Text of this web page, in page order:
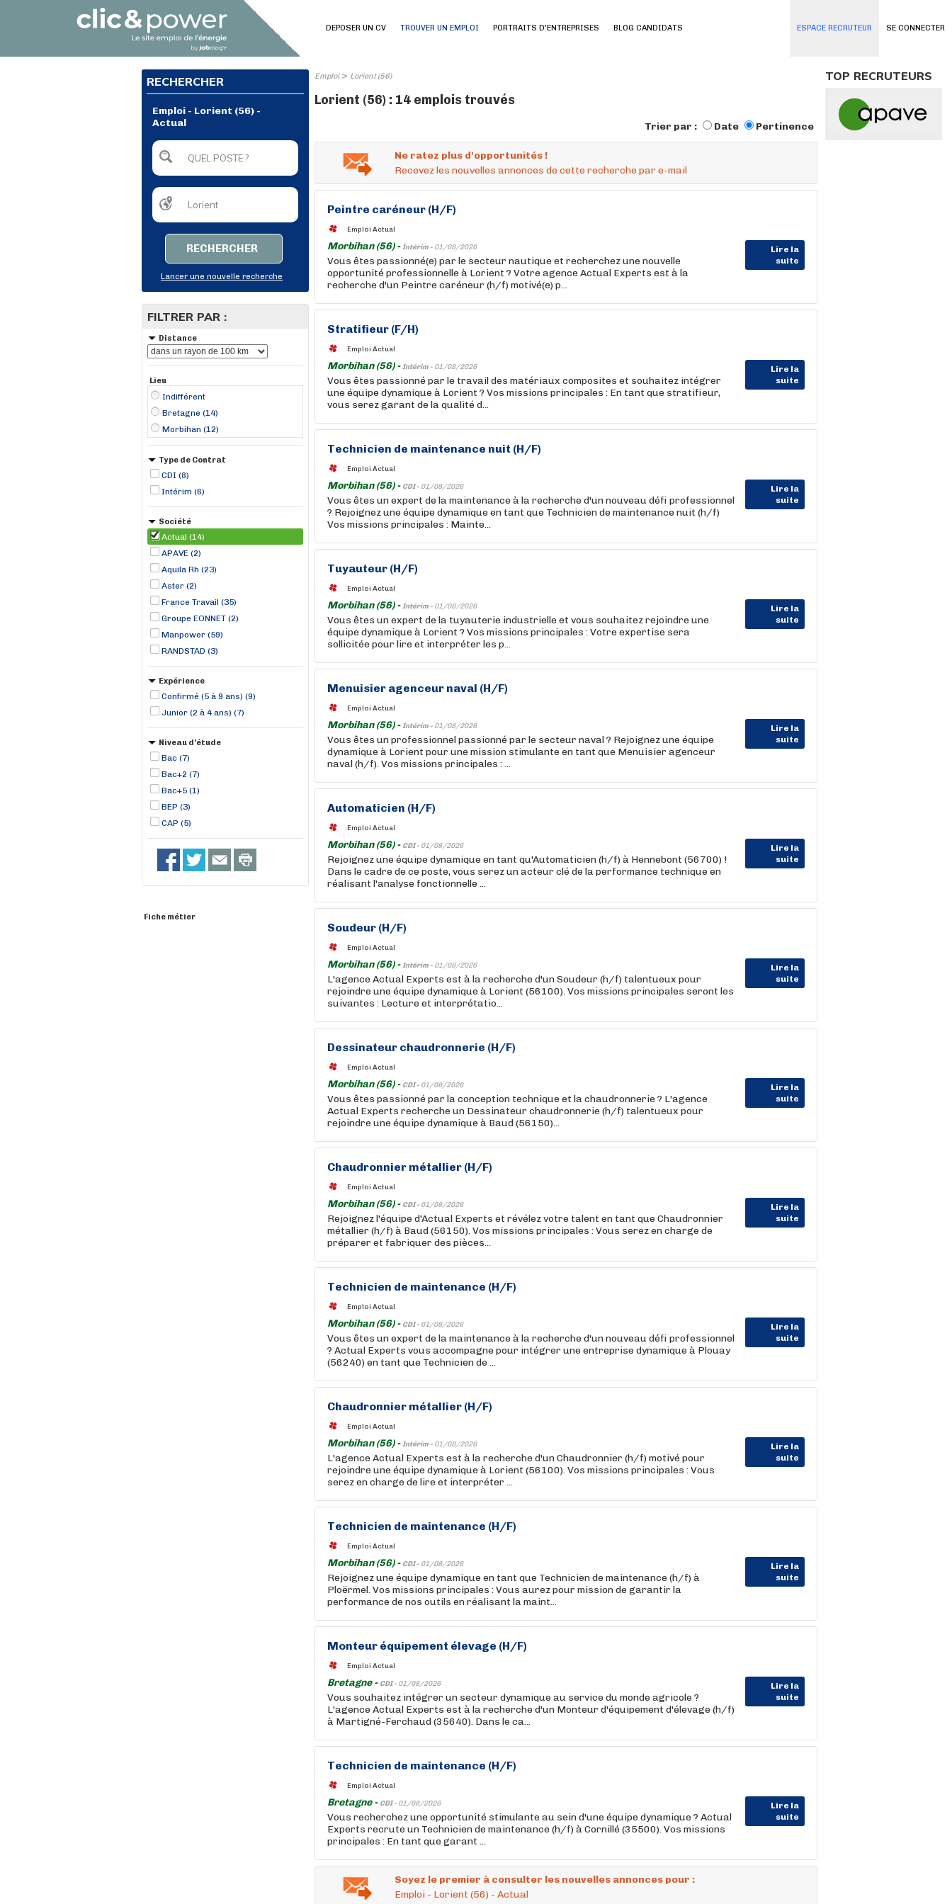
SE CONNECTER
DEPOSER UN CV TROUVER UN EMPLOI PORTRAITS D'ENTREPRISES BLOG CANDIDATS ESPACE RECRUTEUR
RECHERCHER
Emploi - Lorient (56) -
Actual
RECHERCHER
Lancer une nouvelle recherche
FILTRER PAR :
Distance
Lieu
Indifférent
Bretagne (14)
Morbihan (12)
Type de Contrat
CDI (8)
Intérim (6)
Société
Actual (14)
APAVE (2)
Aquila Rh (23)
Aster (2)
France Travail (35)
Groupe EONNET (2)
Manpower (59)
RANDSTAD (3)
Expérience
Confirmé (5 à 9 ans) (9)
Junior (2 à 4 ans) (7)
Niveau d'étude
Bac (7)
Bac+2 (7)
Bac+5 (1)
BEP (3)
CAP (5)
Fiche métier
Emploi> Lorient (56)
Lorient (56) : 14 emplois trouvés
Trier par : Date Pertinence
Ne ratez plus d'opportunités !
Recevez les nouvelles annonces de cette recherche par e-mail
Peintre caréneur (H/F)
Emploi Actual
Morbihan (56) -Intérim - 01/08/2026
Lire la
suite
Vous êtes passionné(e) par le secteur nautique et recherchez une nouvelle
opportunité professionnelle à Lorient ? Votre agence Actual Experts est à la
recherche d'un Peintre caréneur (h/f) motivé(e) p...
Stratifieur (F/H)
Emploi Actual
Morbihan (56) -Intérim - 01/08/2026
Lire la
suite
Vous êtes passionné par le travail des matériaux composites et souhaitez intégrer
une équipe dynamique à Lorient ? Vos missions principales : En tant que stratifieur,
vous serez garant de la qualité d...
Technicien de maintenance nuit (H/F)
Emploi Actual
Morbihan (56) - CDI - 01/08/2026
Lire la
suite
Vous êtes un expert de la maintenance à la recherche d'un nouveau défi professionnel
? Rejoignez une équipe dynamique en tant que Technicien de maintenance nuit (h/f)
Vos missions principales : Mainte...
Tuyauteur (H/F)
Emploi Actual
Morbihan (56) -Intérim - 01/08/2026
Lire la
suite
Vous êtes un expert de la tuyauterie industrielle et vous souhaitez rejoindre une
équipe dynamique à Lorient ? Vos missions principales : Votre expertise sera
sollicitée pour lire et interpréter les p...
Menuisier agenceur naval (H/F)
Emploi Actual
Morbihan (56) -Intérim - 01/08/2026
Lire la
suite
Vous êtes un professionnel passionné par le secteur naval ? Rejoignez une équipe
dynamique à Lorient pour une mission stimulante en tant que Menuisier agenceur
naval (h/f). Vos missions principales : ...
Automaticien (H/F)
Emploi Actual
Morbihan (56) - CDI - 01/08/2026
Lire la
suite
Rejoignez une équipe dynamique en tant qu'Automaticien (h/f) à Hennebont (56700) !
Dans le cadre de ce poste, vous serez un acteur clé de la performance technique en
réalisant l'analyse fonctionnelle ...
Soudeur (H/F)
Emploi Actual
Morbihan (56) -Intérim - 01/08/2026
Lire la
suite
L'agence Actual Experts est à la recherche d'un Soudeur (h/f) talentueux pour
rejoindre une équipe dynamique à Lorient (56100). Vos missions principales seront les
suivantes : Lecture et interprétatio...
Dessinateur chaudronnerie (H/F)
Emploi Actual
Morbihan (56) - CDI - 01/08/2026
Lire la
suite
Vous êtes passionné par la conception technique et la chaudronnerie ? L'agence
Actual Experts recherche un Dessinateur chaudronnerie (h/f) talentueux pour
rejoindre une équipe dynamique à Baud (56150)...
Chaudronnier métallier (H/F)
Emploi Actual
Morbihan (56) - CDI - 01/08/2026
Lire la
suite
Rejoignez l'équipe d'Actual Experts et révélez votre talent en tant que Chaudronnier
métallier (h/f) à Baud (56150). Vos missions principales : Vous serez en charge de
préparer et fabriquer des pièces...
Technicien de maintenance (H/F)
Emploi Actual
Morbihan (56) - CDI - 01/08/2026
Lire la
suite
Vous êtes un expert de la maintenance à la recherche d'un nouveau défi professionnel
? Actual Experts vous accompagne pour intégrer une entreprise dynamique à Plouay
(56240) en tant que Technicien de ...
Chaudronnier métallier (H/F)
Emploi Actual
Morbihan (56) -Intérim - 01/08/2026
Lire la
suite
L'agence Actual Experts est à la recherche d'un Chaudronnier (h/f) motivé pour
rejoindre une équipe dynamique à Lorient (56100). Vos missions principales : Vous
serez en charge de lire et interpréter ...
Technicien de maintenance (H/F)
Emploi Actual
Morbihan (56) - CDI - 01/08/2026
Lire la
suite
Rejoignez une équipe dynamique en tant que Technicien de maintenance (h/f) à
Ploërmel. Vos missions principales : Vous aurez pour mission de garantir la
performance de nos outils en réalisant la maint...
Monteur équipement élevage (H/F)
Emploi Actual
Bretagne - CDI - 01/08/2026
Lire la
suite
Vous souhaitez intégrer un secteur dynamique au service du monde agricole ?
L'agence Actual Experts est à la recherche d'un Monteur d'équipement d'élevage (h/f)
à Martigné-Ferchaud (35640). Dans le ca...
Technicien de maintenance (H/F)
Emploi Actual
Bretagne - CDI - 01/08/2026
Lire la
suite
Vous recherchez une opportunité stimulante au sein d'une équipe dynamique ? Actual
Experts recrute un Technicien de maintenance (h/f) à Cornillé (35500). Vos missions
principales : En tant que garant ...
Soyez le premier à consulter les nouvelles annonces pour :
Emploi - Lorient (56) - Actual
TOP RECRUTEURS